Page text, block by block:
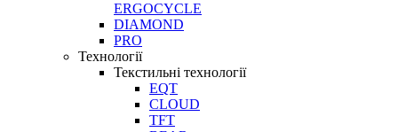
ERGOCYCLE
DIAMOND
PRO
Технології
Текстильні технології
EQT
CLOUD
TFT